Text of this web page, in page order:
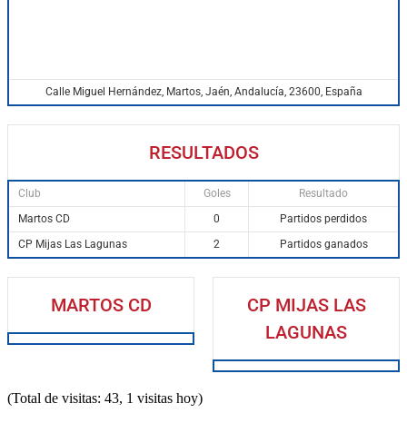
Calle Miguel Hernández, Martos, Jaén, Andalucía, 23600, España
RESULTADOS
Club Goles
Resultado
Martos CD
0
Partidos perdidos
CP Mijas Las Lagunas
2 Partidos ganados
MARTOS CD
CP MIJAS LAS
LAGUNAS
(Total de visitas: 43, 1 visitas hoy)